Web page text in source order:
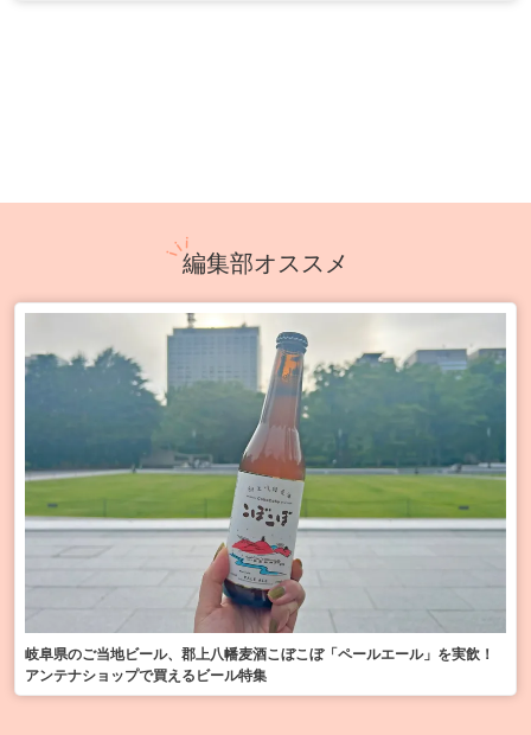
編集部オススメ
岐阜県のご当地ビール、郡上八幡麦酒こぼこぼ「ペールエール」を実飲！
アンテナショップで買えるビール特集